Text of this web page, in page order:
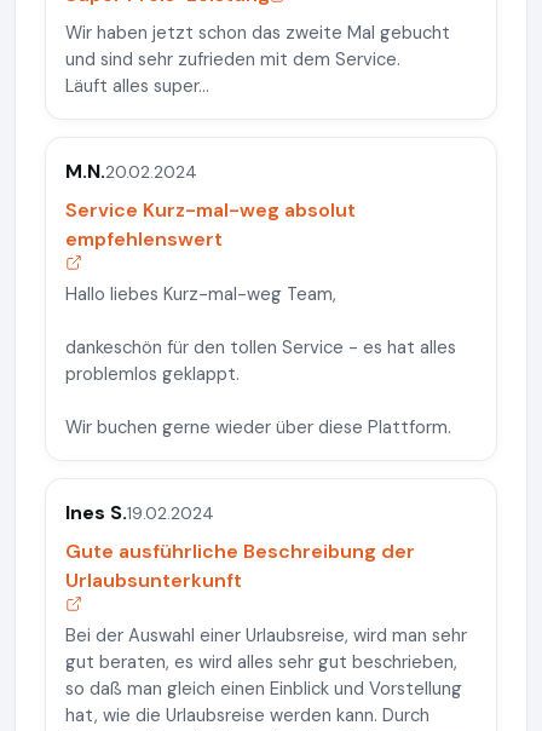
Wir haben jetzt schon das zweite Mal gebucht
und sind sehr zufrieden mit dem Service.
Läuft alles super...
M.N.20.02.2024
Service Kurz-mal-weg absolut
empfehlenswert
Hallo liebes Kurz-mal-weg Team,
dankeschön für den tollen Service - es hat alles
problemlos geklappt.
Wir buchen gerne wieder über diese Plattform.
Ines S.19.02.2024
Gute ausführliche Beschreibung der
Urlaubsunterkunft
Bei der Auswahl einer Urlaubsreise, wird man sehr
gut beraten, es wird alles sehr gut beschrieben,
so daß man gleich einen Einblick und Vorstellung
hat, wie die Urlaubsreise werden kann. Durch